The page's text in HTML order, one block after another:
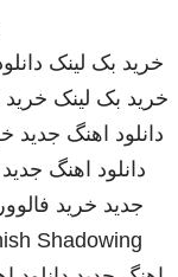
خرید بک لینک
خرید بک لینک
دانلود اهنگ جدید
دانلود اهنگ جدید
جدید خرید
Shadowing